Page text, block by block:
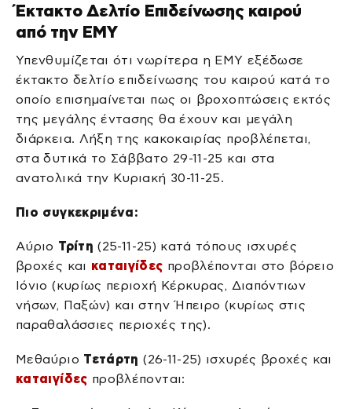
Έκτακτο Δελτίο Επιδείνωσης καιρού
από την ΕΜΥ
Υπενθυμίζεται ότι νωρίτερα η ΕΜΥ εξέδωσε
έκτακτο δελτίο επιδείνωσης του καιρού κατά το
οποίο επισημαίνεται πως οι βροχοπτώσεις εκτός
της μεγάλης έντασης θα έχουν και μεγάλη
διάρκεια. Λήξη της κακοκαιρίας προβλέπεται,
στα δυτικά το Σάββατο 29-11-25 και στα
ανατολικά την Κυριακή 30-11-25.
Πιο συγκεκριμένα:
Αύριο Τρίτη (25-11-25) κατά τόπους ισχυρές
βροχές και καταιγίδες προβλέπονται στο βόρειο
Ιόνιο (κυρίως περιοχή Κέρκυρας, Διαπόντιων
νήσων, Παξών) και στην Ήπειρο (κυρίως στις
παραθαλάσσιες περιοχές της).
Μεθαύριο Τετάρτη (26-11-25) ισχυρές βροχές και
καταιγίδες προβλέπονται: